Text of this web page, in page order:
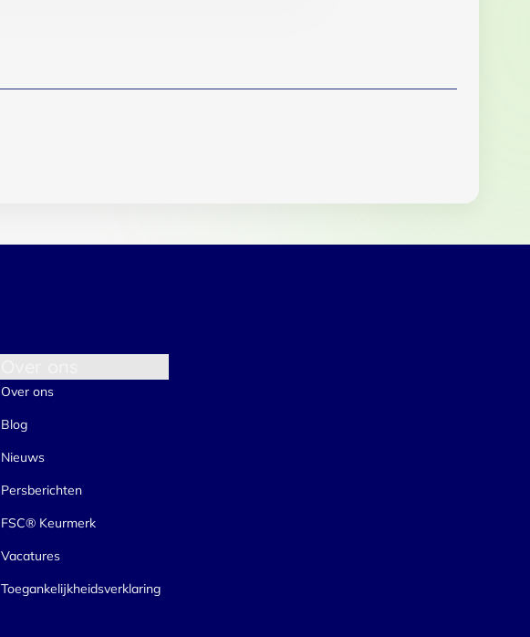
Over ons
Blog
Nieuws
Persberichten
FSC® Keurmerk
Vacatures
Toegankelijkheidsverklaring